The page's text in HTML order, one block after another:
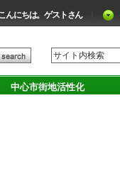
んにちは。ゲストさん
中心市街地活性化